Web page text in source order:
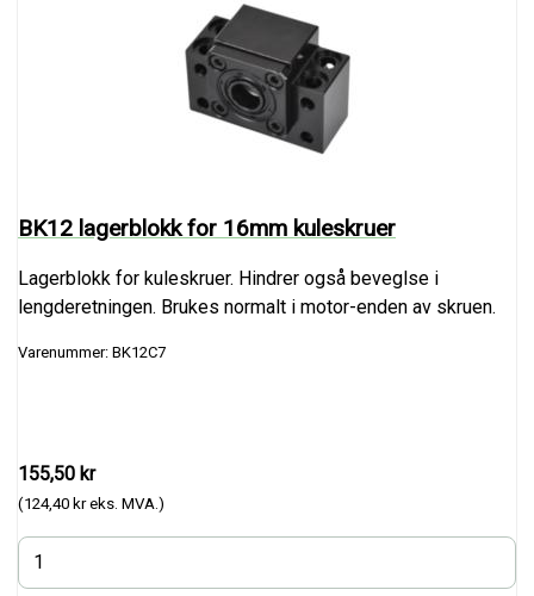
BK12 lagerblokk for 16mm kuleskruer
Lagerblokk for kuleskruer. Hindrer også beveglse i
lengderetningen. Brukes normalt i motor-enden av skruen.
Varenummer: BK12C7
155,50 kr
(124,40 kr eks. MVA.)